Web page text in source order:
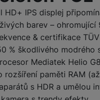
HD+ IPS displej
barev – ohromující
& certifikace TÜV
% škodlivého
Mediatek Helio
rozšíření paměti RAM
s HDR a umělou